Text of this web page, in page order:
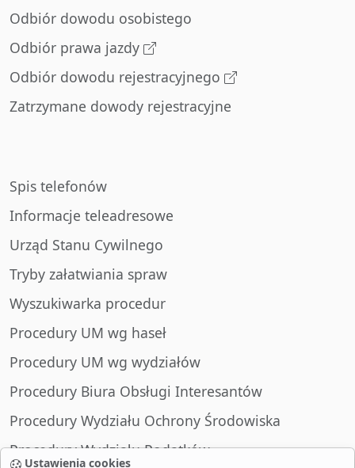
Ustawienia cookies
Odbiór dowodu osobistego
Odbiór prawa jazdy
Odbiór dowodu rejestracyjnego
Zatrzymane dowody rejestracyjne
Spis telefonów
Informacje teleadresowe
Urząd Stanu Cywilnego
Tryby załatwiania spraw
Wyszukiwarka procedur
Procedury UM wg haseł
Procedury UM wg wydziałów
Procedury Biura Obsługi Interesantów
Procedury Wydziału Ochrony Środowiska
Procedury Wydziału Podatków